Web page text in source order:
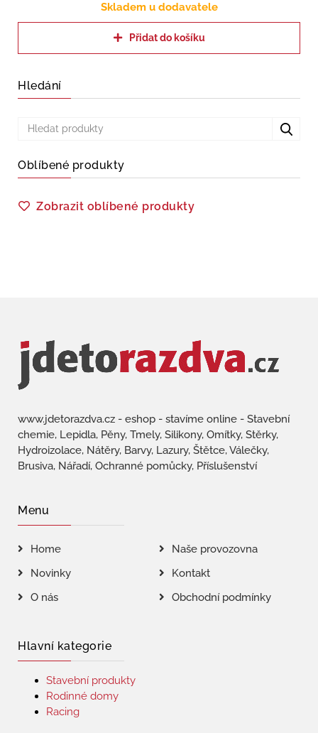
Skladem u dodavatele
Přidat do košíku
Hledání
Oblíbené produkty
Zobrazit oblíbené produkty
www.jdetorazdva.cz - eshop - stavíme online - Stavební
chemie, Lepidla, Pěny, Tmely, Silikony, Omítky, Stěrky,
Hydroizolace, Nátěry, Barvy, Lazury, Štětce, Válečky,
Brusiva, Nářadí, Ochranné pomůcky, Příslušenství
Menu
Home
Naše provozovna
Novinky
Kontakt
O nás
Obchodní podmínky
Hlavní kategorie
Stavební produkty
Rodinné domy
Racing